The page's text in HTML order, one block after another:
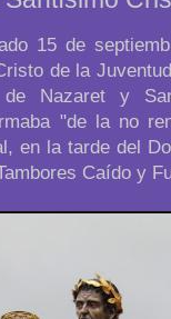
15 de
de la
Nazaret y
"de la no
en la tarde del
Caído y